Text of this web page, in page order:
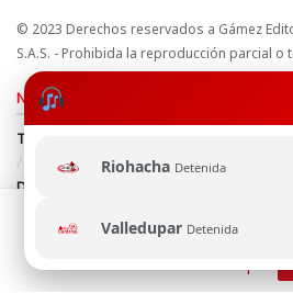
Riohacha Detenida
Valledupar Detenida
© 2023 Derechos reservados a Gámez
S.A.S. - Prohibida la reproducción parcial o
Nuestros sitios
Términos y Condiciones
Política de uso de cookies
Política
Directrices Editoriales
Esta página web usa cookie para
navegación, al continuar aceptas